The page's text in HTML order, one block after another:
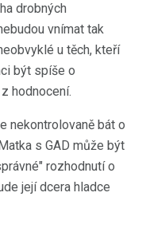
drobných
vnímat tak
u těch, kteří
být spíše o
hodnocení.
nekontrolovaně bát o
s GAD může být
rozhodnutí o
její dcera hladce